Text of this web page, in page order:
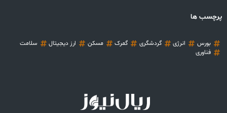
پرچسب ها
بورس انرژی گردشگری گمرک مسکن ارز دیجیتال
سلامت
فناوری